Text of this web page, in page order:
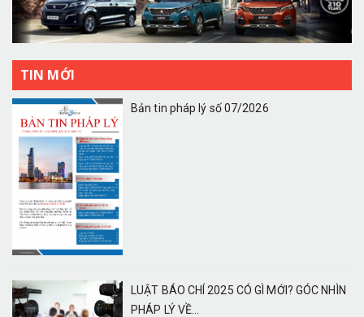
TIN MỚI
Bản tin pháp lý số 07/2026
LUẬT BÁO CHÍ 2025 CÓ GÌ MỚI? GÓC NHÌN
PHÁP LÝ VỀ...